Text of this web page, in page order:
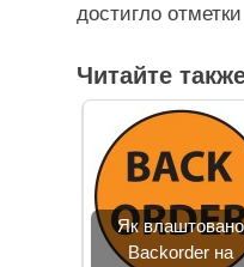
достигло
Читайте
Як влаштовано
Backorder на